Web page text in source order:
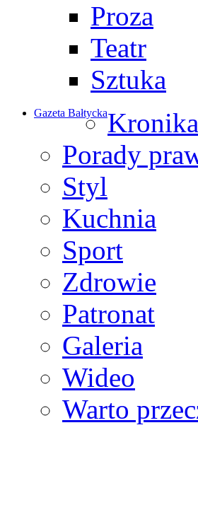
Proza
Teatr
Sztuka
Gazeta Bałtycka
Porady
Styl
Kuchnia
Sport
Zdrowie
Patronat
Galeria
Wideo
Warto